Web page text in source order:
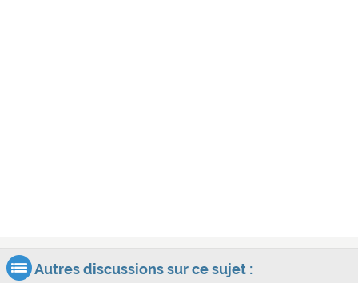
Autres discussions sur ce sujet :